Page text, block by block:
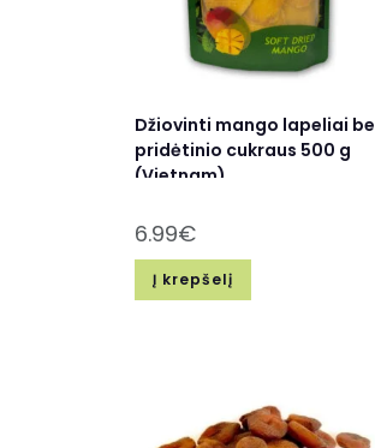
Džiovinti mango lapeliai be
pridėtinio cukraus 500 g
(Vietnam)
6.99€
Į krepšelį